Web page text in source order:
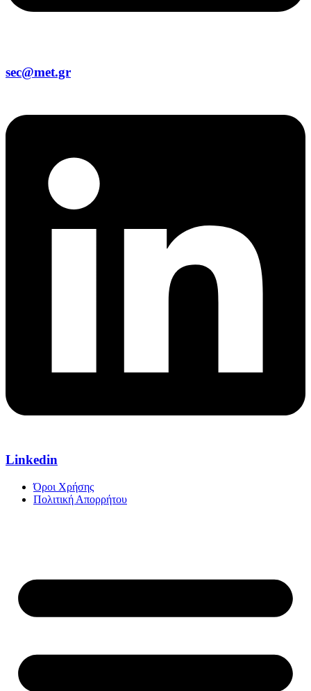
sec@met.gr
Linkedin
Όροι Χρήσης
Πολιτική Απορρήτου